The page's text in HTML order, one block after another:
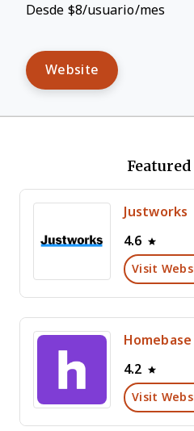
Desde $8/usuario/mes
Website
Justworks
4.6
Visit
Homebase
4.2
Visit